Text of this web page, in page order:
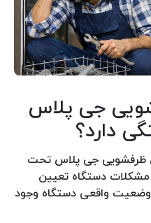
جی پلاس
دارد؟
ظرفشویی جی پلاس تحت
دستگاه تعیین
واقعی دستگاه وجود